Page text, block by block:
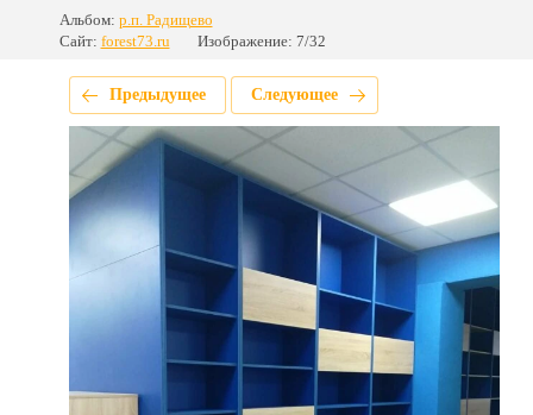
Альбом: р.п. Радищево
Сайт: forest73.ru Изображение: 7/32
Предыдущее Следующее